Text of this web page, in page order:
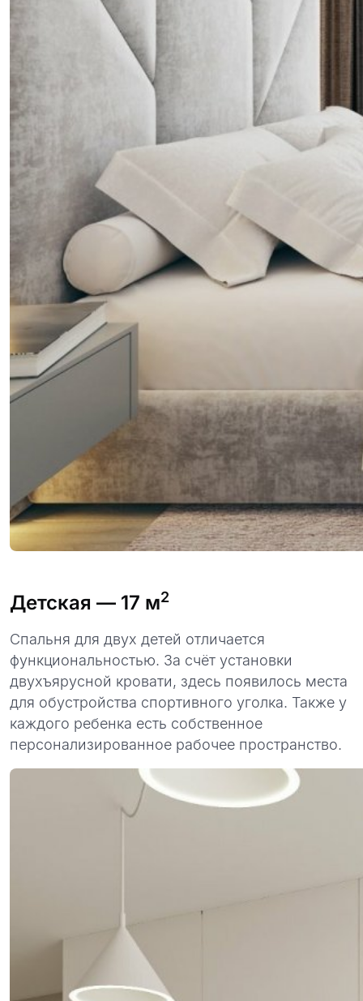
Детская — 17 м2
Спальня для двух детей отличается
функциональностью. За счёт установки
двухъярусной кровати, здесь появилось места
для обустройства спортивного уголка. Также у
каждого ребенка есть собственное
персонализированное рабочее пространство.